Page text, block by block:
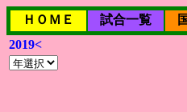
ＨＯＭＥ 試合一覧
2019<